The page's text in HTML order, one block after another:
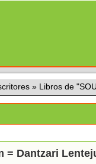
» Libros de
Dantzari